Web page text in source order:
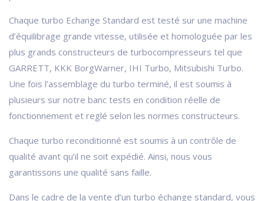
Chaque turbo Echange Standard est testé sur une machine
d’équilibrage grande vitesse, utilisée et homologuée par les
plus grands constructeurs de turbocompresseurs tel que
GARRETT, KKK BorgWarner, IHI Turbo, Mitsubishi Turbo.
Une fois l’assemblage du turbo terminé, il est soumis à
plusieurs sur notre banc tests en condition réelle de
fonctionnement et reglé selon les normes constructeurs.
Chaque turbo reconditionné est soumis à un contrôle de
qualité avant qu’il ne soit expédié. Ainsi, nous vous
garantissons une qualité sans faille.
Dans le cadre de la vente d’un turbo échange standard, vous